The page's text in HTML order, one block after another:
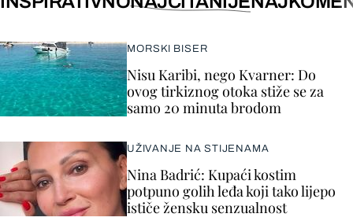
MORSKI BISER
Nisu Karibi, nego Kvarner: Do
ovog tirkiznog otoka stiže se za
samo 20 minuta brodom
UŽIVANJE NA STIJENAMA
Nina Badrić: Kupaći kostim
potpuno golih leđa koji tako lijepo
ističe žensku senzualnost